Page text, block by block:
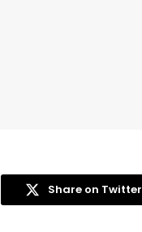
Share on Twitter